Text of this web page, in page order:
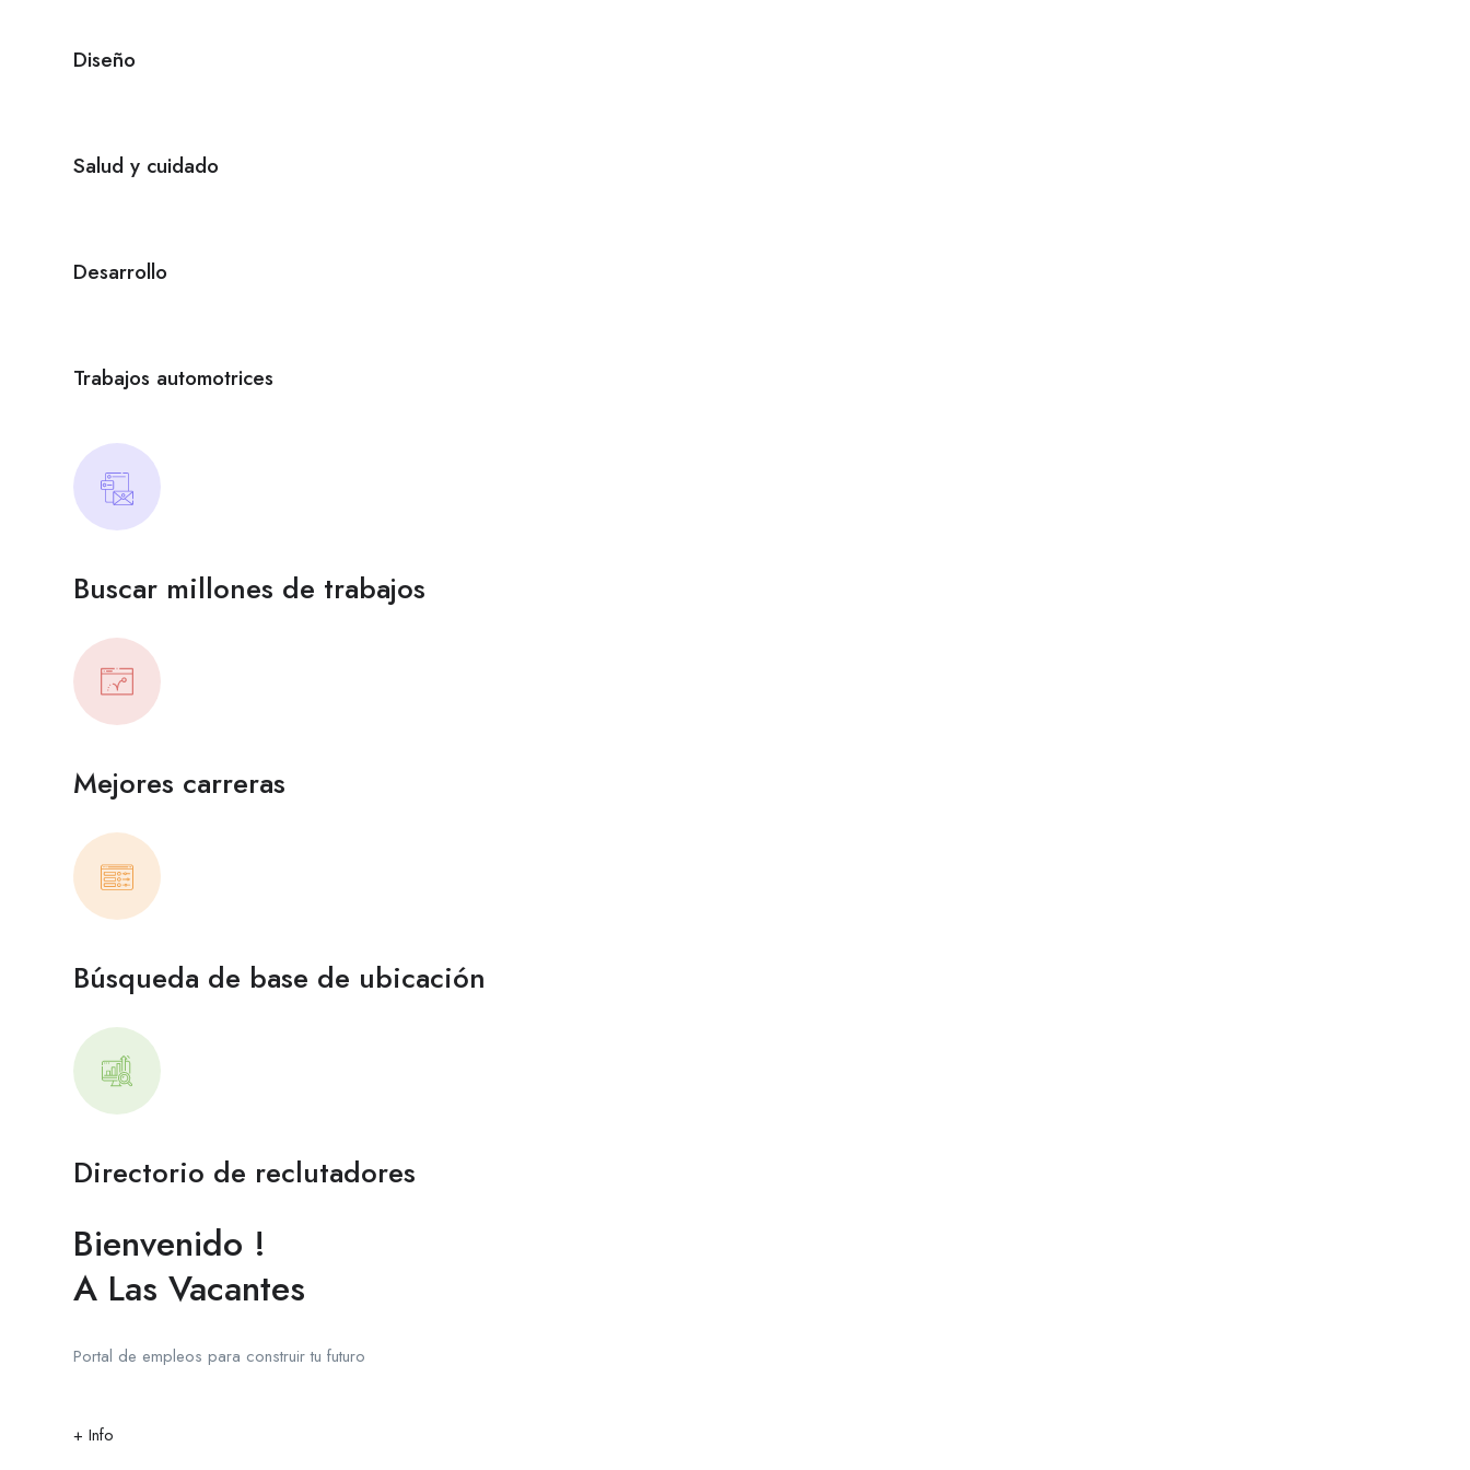
Diseño
Salud y cuidado
Desarrollo
Trabajos automotrices
Buscar millones de trabajos
Mejores carreras
Búsqueda de base de ubicación
Directorio de reclutadores
Bienvenido !
A Las Vacantes
Portal de empleos para construir tu futuro
+ Info